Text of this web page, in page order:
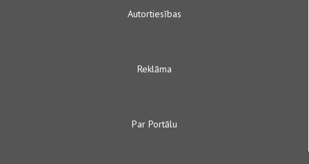
Autortiesības
Reklāma
Par Portālu